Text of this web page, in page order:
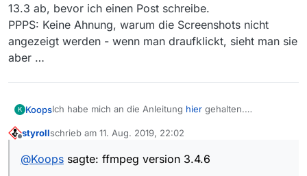
13.3 ab, bevor ich einen Post schreibe.
PPPS: Keine Ahnung, warum die Screenshots nicht
angezeigt werden - wenn man draufklickt, sieht man sie
aber …
K KoopsIch habe mich an die Anleitung hier gehalten.
Hier ein Auszug aus den Logs:
styrollschrieb am 11. Aug. 2019, 22:02
zuletzt editiert von
@Koops sagte: ffmpeg version 3.4.6